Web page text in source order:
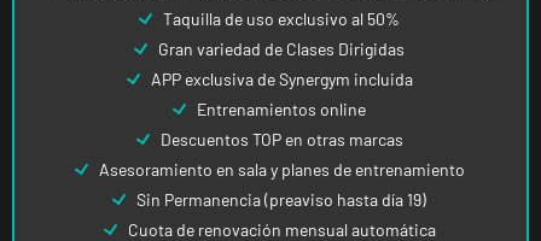
Taquilla de uso exclusivo al 50%
Gran variedad de Clases Dirigidas
APP exclusiva de Synergym incluida
Entrenamientos online
Descuentos TOP en otras marcas
Asesoramiento en sala y planes de entrenamiento
Sin Permanencia (preaviso hasta día 19)
Cuota de renovación mensual automática